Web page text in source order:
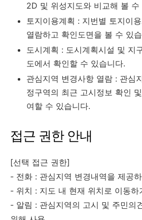
2D 및 위성지도와 비교해 볼 수
토지이용계획 : 지번별 토지이
열람하고 확인도면을 볼 수 있
도시계획 : 도시계획시설 및 지
도에서 확인할 수 있습니다.
관심지역 변경사항 열람 : 관심
정구역의 최근 고시정보 확인
여할 수 있습니다.
접근 권한 안내
[선택 접근 권한]
- 전화 : 관심지역 변경내역을 제공
- 위치 : 지도 내 현재 위치로 이동하
- 알림 : 관심지역의 고시 및 주민의